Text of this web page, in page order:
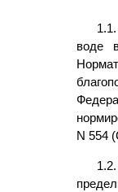
воде
N 554